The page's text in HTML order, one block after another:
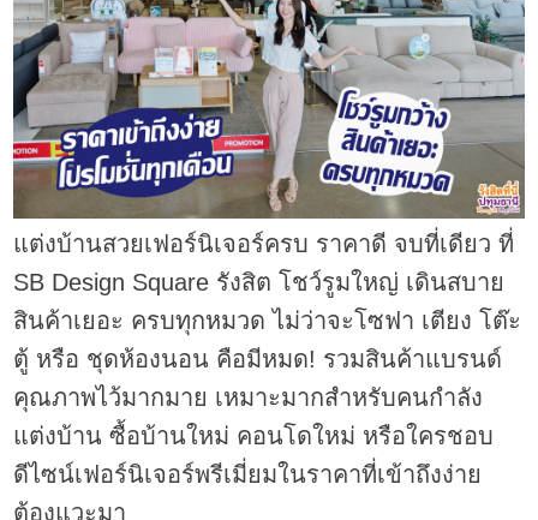
แต่งบ้านสวยเฟอร์นิเจอร์ครบ ราคาดี จบที่เดียว ที่
SB Design Square รังสิต โชว์รูมใหญ่ เดินสบาย
สินค้าเยอะ ครบทุกหมวด ไม่ว่าจะโซฟา เตียง โต๊ะ
ตู้ หรือ ชุดห้องนอน คือมีหมด! รวมสินค้าแบรนด์
คุณภาพไว้มากมาย เหมาะมากสำหรับคนกำลัง
แต่งบ้าน ซื้อบ้านใหม่ คอนโดใหม่ หรือใครชอบ
ดีไซน์เฟอร์นิเจอร์พรีเมี่ยมในราคาที่เข้าถึงง่าย
ต้องแวะมา